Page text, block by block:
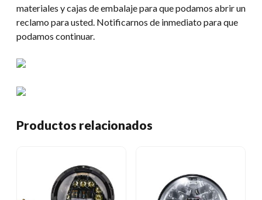
materiales y cajas de embalaje para que podamos abrir un
reclamo para usted. Notificarnos de inmediato para que
podamos continuar.
Productos relacionados